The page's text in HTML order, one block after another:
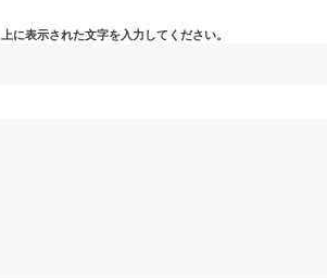
上に表示された文字を入力してください。